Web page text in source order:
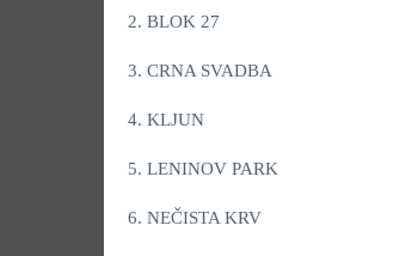
2. BLOK 27
3. CRNA SVADBA
4. KLJUN
5. LENINOV PARK
6. NEČISTA KRV